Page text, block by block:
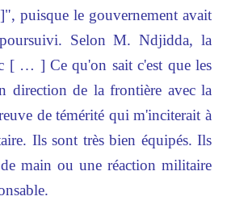
puisque le gouvernement avait
Selon M. Ndjidda, la
[ … ] Ce qu'on sait c'est que les
direction de la frontière avec la
de témérité qui m'inciterait à
Ils sont très bien équipés. Ils
main ou une réaction militaire